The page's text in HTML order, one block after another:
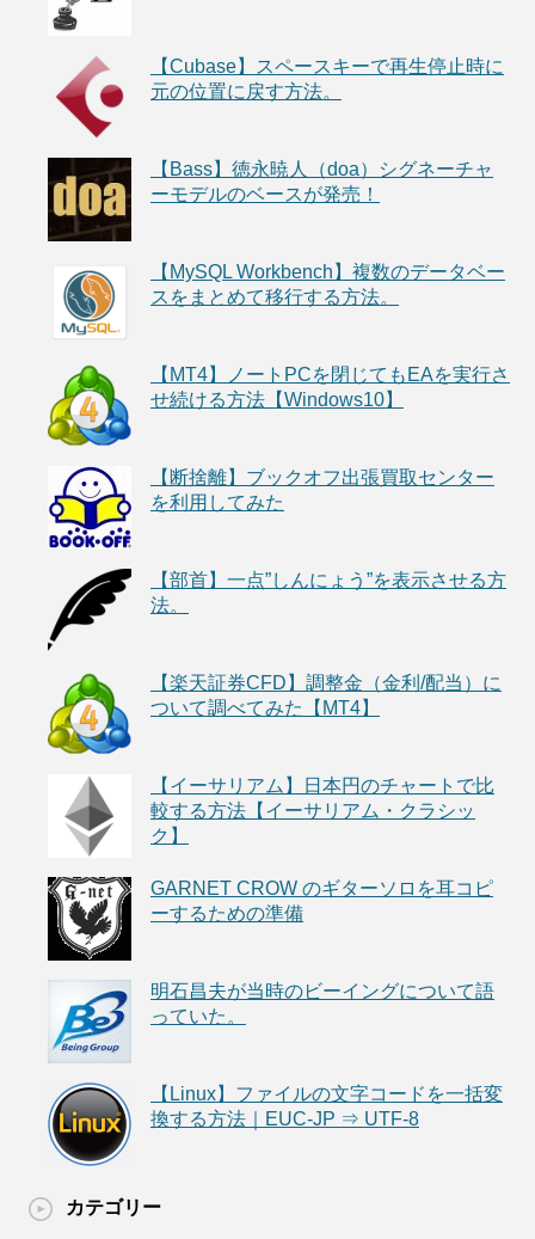
【Cubase】スペースキーで再生停止時に
元の位置に戻す方法。
【Bass】徳永暁人（doa）シグネーチャ
ーモデルのベースが発売！
【MySQL Workbench】複数のデータベー
スをまとめて移行する方法。
【MT4】ノートPCを閉じてもEAを実行さ
せ続ける方法【Windows10】
【断捨離】ブックオフ出張買取センター
を利用してみた
【部首】一点”しんにょう”を表示させる方
法。
【楽天証券CFD】調整金（金利/配当）に
ついて調べてみた【MT4】
【イーサリアム】日本円のチャートで比
較する方法【イーサリアム・クラシッ
ク】
GARNET CROW のギターソロを耳コピ
ーするための準備
明石昌夫が当時のビーイングについて語
っていた。
【Linux】ファイルの文字コードを一括変
換する方法｜EUC-JP ⇒ UTF-8
カテゴリー